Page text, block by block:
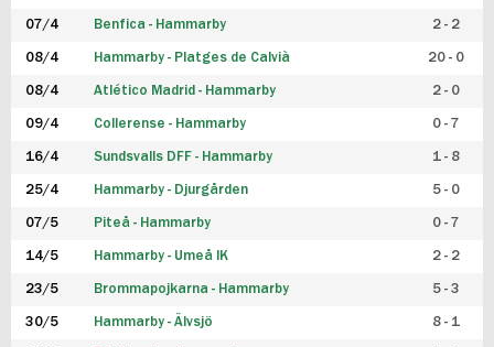
07/4 Benfica - Hammarby 2 - 2
08/4 Hammarby - Platges de Calvià 20 - 0
08/4 Atlético Madrid - Hammarby 2 - 0
09/4 Collerense - Hammarby 0 - 7
16/4 Sundsvalls DFF - Hammarby 1 - 8
25/4 Hammarby - Djurgården 5 - 0
07/5 Piteå - Hammarby 0 - 7
14/5 Hammarby - Umeå IK 2 - 2
23/5 Brommapojkarna - Hammarby 5 - 3
30/5 Hammarby - Älvsjö 8 - 1